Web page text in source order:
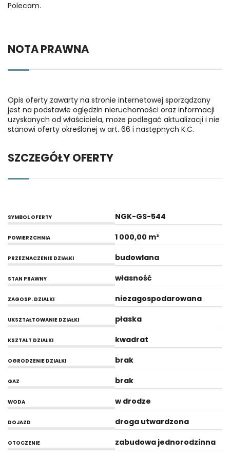
Polecam.
NOTA PRAWNA
Opis oferty zawarty na stronie internetowej sporządzany
jest na podstawie oględzin nieruchomości oraz informacji
uzyskanych od właściciela, może podlegać aktualizacji i nie
stanowi oferty określonej w art. 66 i następnych K.C.
SZCZEGÓŁY OFERTY
SYMBOL OFERTY NGK-GS-544
POWIERZCHNIA 1 000,00 m²
PRZEZNACZENIE DZIAŁKI budowlana
STAN PRAWNY własność
ZAGOSP. DZIAŁKI niezagospodarowana
UKSZTAŁTOWANIE DZIAŁKI płaska
KSZTAŁT DZIAŁKI kwadrat
OGRODZENIE DZIAŁKI brak
GAZ brak
WODA w drodze
DOJAZD droga utwardzona
OTOCZENIE zabudowa jednorodzinna